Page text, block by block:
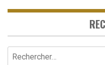
Rechercher :